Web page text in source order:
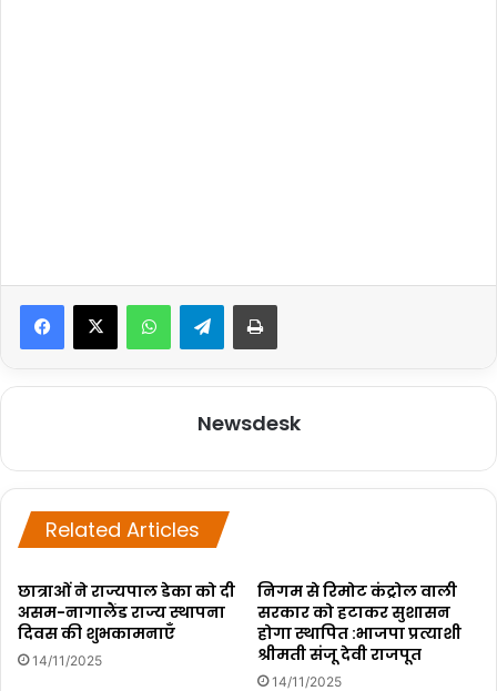
WhatsAppTelegramPrint
Newsdesk
Related Articles
छात्राओं ने राज्यपाल डेका को दी
असम-नागालैंड राज्य स्थापना
दिवस की शुभकामनाएँ
14/11/2025
निगम से रिमोट कंट्रोल वाली
सरकार को हटाकर सुशासन
होगा स्थापित :भाजपा प्रत्याशी
श्रीमती संजू देवी राजपूत
14/11/2025